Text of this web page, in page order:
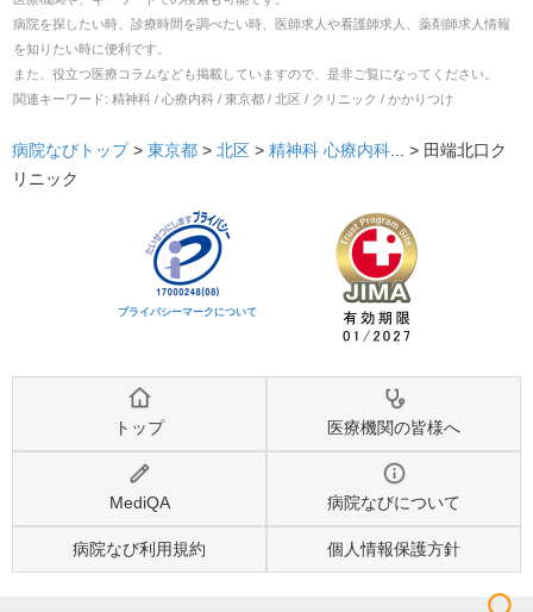
病院を探したい時、診療時間を調べたい時、医師求人や看護師求人、薬剤師求人情報
を知りたい時に便利です。
また、役立つ医療コラムなども掲載していますので、是非ご覧になってください。
関連キーワード: 精神科 / 心療内科 / 東京都 / 北区 / クリニック / かかりつけ
病院なびトップ > 東京都 > 北区 > 精神科 心療内科... > 田端北口ク
リニック
プライバシーマークについて
トップ 医療機関の皆様へ
MediQA 病院なびについて
病院なび利用規約 個人情報保護方針